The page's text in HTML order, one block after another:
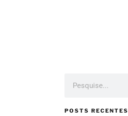
POSTS RECENTES